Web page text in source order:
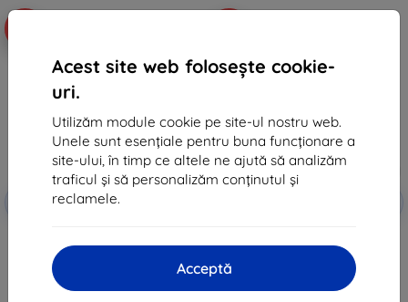
Acest site web folosește cookie-
uri.
Utilizăm module cookie pe site-ul nostru web.
Unele sunt esențiale pentru buna funcționare a
site-ului, în timp ce altele ne ajută să analizăm
traficul și să personalizăm conținutul și
reclamele.
Acceptă
Reducere
cu cupon
Pro / 70 Pro+
48 lei
Pro / 70 Pro+ folie de protecție